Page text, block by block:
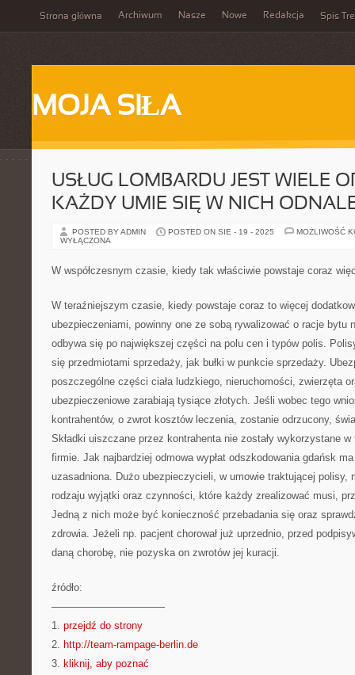
Strona główna Archiwum Nasze Nowe Redakcja Spis
MOJA SIŁA
USŁUG LOMBARDU JEST WIELE
KAŻDY UMIE SIĘ W NICH
POSTED BY ADMIN POSTED ON SIE - 19 - 2025
MOŻLIWOŚĆ
WYŁĄCZONA
W współczesnym czasie, kiedy tak właściwie powstaje coraz
W teraźniejszym czasie, kiedy powstaje coraz to więcej
ubezpieczeniami, powinny one ze sobą rywalizować o racje bytu
odbywa się po największej części na polu cen i typów polis.
się przedmiotami sprzedaży, jak bułki w punkcie sprzedaży.
poszczególne części ciała ludzkiego, nieruchomości, zwierzęta
ubezpieczeniowe zarabiają tysiące złotych. Jeśli wobec tego
kontrahentów, o zwrot kosztów leczenia, zostanie odrzucony,
Składki uiszczane przez kontrahenta nie zostały wykorzystane
firmie. Jak najbardziej odmowa wypłat odszkodowania gdańsk
uzasadniona. Dużo ubezpieczycieli, w umowie traktującej polisy,
rodzaju wyjątki oraz czynności, które każdy zrealizować musi,
Jedną z nich może być konieczność przebadania się oraz
zdrowia. Jeżeli np. pacjent chorował już uprzednio, przed
daną chorobę, nie pozyska on zwrotów jej kuracji.
źródło:
———————————
1. przejdź do strony
2. http://team-rampage-berlin.de
3. kliknij, aby poznać